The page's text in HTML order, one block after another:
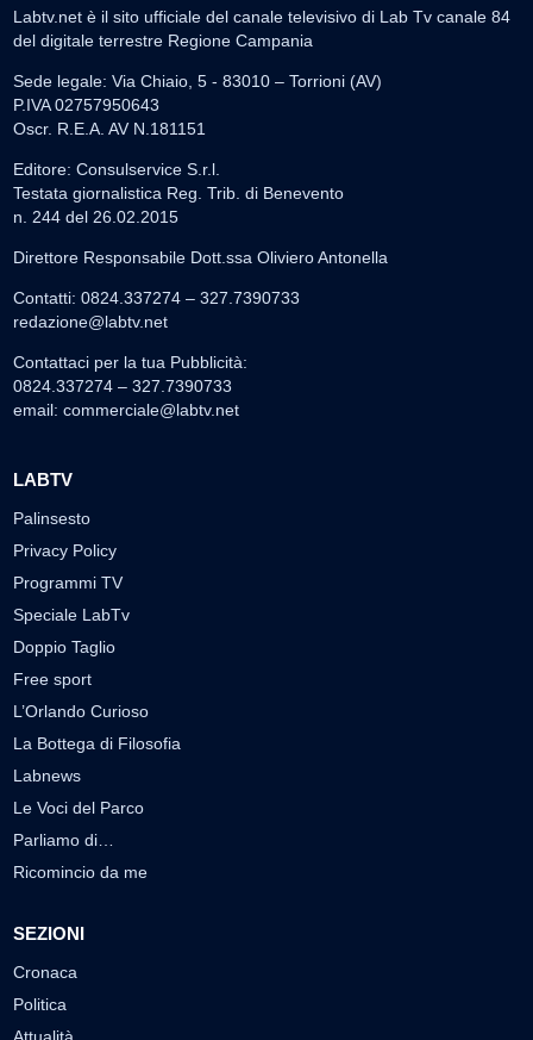
Labtv.net è il sito ufficiale del canale televisivo di Lab Tv canale 84
del digitale terrestre Regione Campania
Sede legale: Via Chiaio, 5 - 83010 – Torrioni (AV)
P.IVA 02757950643
Oscr. R.E.A. AV N.181151
Editore: Consulservice S.r.l.
Testata giornalistica Reg. Trib. di Benevento
n. 244 del 26.02.2015
Direttore Responsabile Dott.ssa Oliviero Antonella
Contatti: 0824.337274 – 327.7390733
redazione@labtv.net
Contattaci per la tua Pubblicità:
0824.337274 – 327.7390733
email: commerciale@labtv.net
LABTV
Palinsesto
Privacy Policy
Programmi TV
Speciale LabTv
Doppio Taglio
Free sport
L’Orlando Curioso
La Bottega di Filosofia
Labnews
Le Voci del Parco
Parliamo di…
Ricomincio da me
SEZIONI
Cronaca
Politica